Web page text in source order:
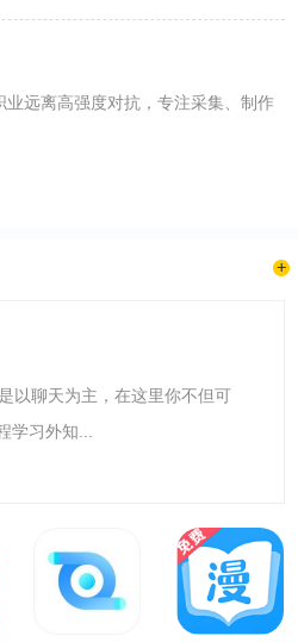
远离高强度对抗，专注采集、制作
以聊天为主，在这里你不但可
习外知...